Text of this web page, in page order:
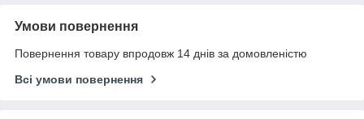
Умови повернення
Повернення товару впродовж 14 днів за домовленістю
Всі умови повернення